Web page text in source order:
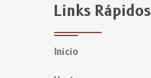
Links Rápidos
Inicio